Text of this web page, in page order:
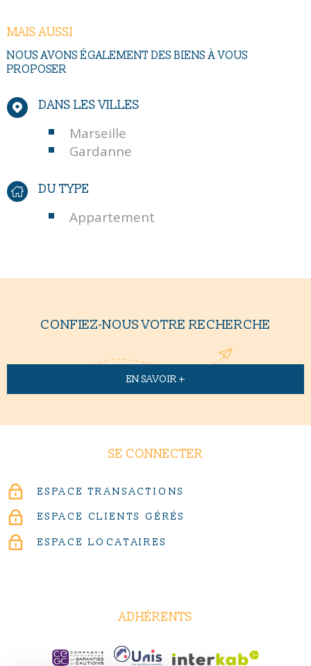
MAIS AUSSI
NOUS AVONS ÉGALEMENT DES BIENS À VOUS
PROPOSER
DANS LES VILLES
Marseille
Gardanne
DU TYPE
Appartement
CONFIEZ-NOUS VOTRE RECHERCHE
EN SAVOIR +
SE CONNECTER
ESPACE TRANSACTIONS
ESPACE CLIENTS GÉRÉS
ESPACE LOCATAIRES
ADHÉRENTS